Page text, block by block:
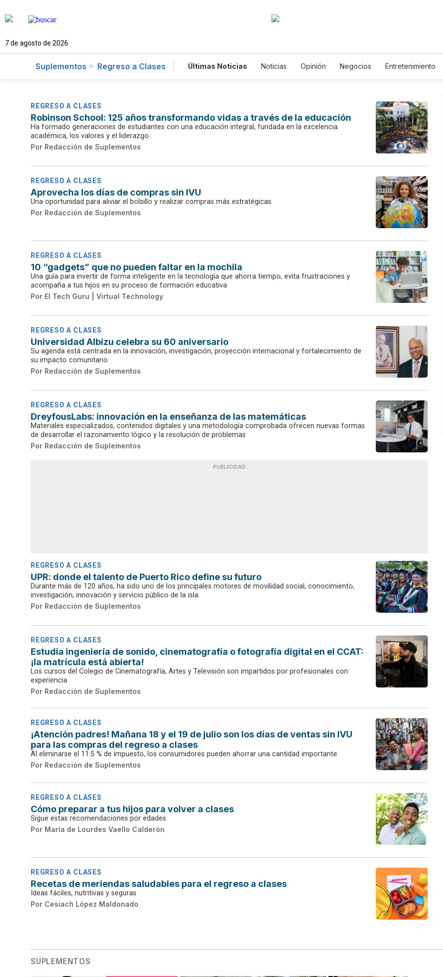
7 de agosto de 2026
Suplementos Regreso a Clases Últimas Noticias Noticias Opinión Negocios Entretenimiento
REGRESO A CLASES
Robinson School: 125 años transformando vidas a través de la educación
Ha formado generaciones de estudiantes con una educación integral, fundada en la excelencia
académica, los valores y el liderazgo
Por Redacción de Suplementos
REGRESO A CLASES
Aprovecha los días de compras sin IVU
Una oportunidad para aliviar el bolsillo y realizar compras más estratégicas
Por Redacción de Suplementos
REGRESO A CLASES
10 “gadgets” que no pueden faltar en la mochila
Una guía para invertir de forma inteligente en la tecnología que ahorra tiempo, evita frustraciones y
acompaña a tus hijos en su proceso de formación educativa
Por El Tech Guru | Virtual Technology
REGRESO A CLASES
Universidad Albizu celebra su 60 aniversario
Su agenda está centrada en la innovación, investigación, proyección internacional y fortalecimiento de
su impacto comunitario
Por Redacción de Suplementos
REGRESO A CLASES
DreyfousLabs: innovación en la enseñanza de las matemáticas
Materiales especializados, contenidos digitales y una metodología comprobada ofrecen nuevas formas
de desarrollar el razonamiento lógico y la resolución de problemas
Por Redacción de Suplementos
PUBLICIDAD
REGRESO A CLASES
UPR: donde el talento de Puerto Rico define su futuro
Durante más de 120 años, ha sido uno de los principales motores de movilidad social, conocimiento,
investigación, innovación y servicio público de la isla
Por Redacción de Suplementos
REGRESO A CLASES
Estudia ingeniería de sonido, cinematografía o fotografía digital en el CCAT:
¡la matrícula está abierta!
Los cursos del Colegio de Cinematografía, Artes y Televisión son impartidos por profesionales con
experiencia
Por Redacción de Suplementos
REGRESO A CLASES
¡Atención padres! Mañana 18 y el 19 de julio son los días de ventas sin IVU
para las compras del regreso a clases
Al eliminarse el 11.5 % de impuesto, los consumidores pueden ahorrar una cantidad importante
Por Redacción de Suplementos
REGRESO A CLASES
Cómo preparar a tus hijos para volver a clases
Sigue estas recomendaciones por edades
Por María de Lourdes Vaello Calderón
REGRESO A CLASES
Recetas de meriendas saludables para el regreso a clases
Ideas fáciles, nutritivas y seguras
Por Cesiach López Maldonado
SUPLEMENTOS